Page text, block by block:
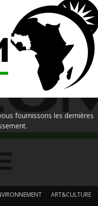
fournissons les dernières
ART&CULTURE